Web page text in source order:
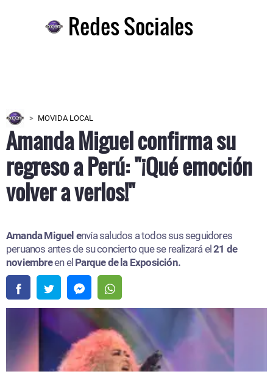
Redes Sociales
MOVIDA LOCAL
Amanda Miguel confirma su
regreso a Perú: "¡Qué emoción
volver a verlos!"
Amanda Miguel e
nvía saludos a todos sus seguidores
peruanos antes de su concierto que se realizará el21 de
noviembreen elParque de la Exposición.